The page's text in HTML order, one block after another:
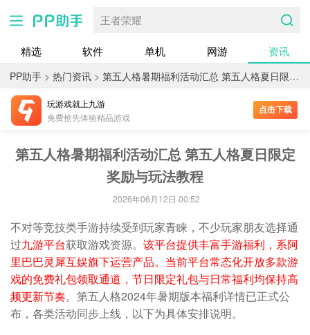
王者荣耀
精选 软件 单机 网游 资讯
PP助手 > 热门资讯 > 第五人格暑期福利活动汇总 第五人格夏日限定奖励与玩法攻略
玩游戏就上九游
免费抢先体验精品游戏
点击下载
第五人格暑期福利活动汇总 第五人格夏日限定
奖励与玩法教程
2026年06月12日 00:52
不对等竞技类手游持续受到玩家青睐，不少玩家朋友选择通
过九游平台获取游戏资源。 该平台提供丰富手游福利，系阿
里巴巴灵犀互娱旗下运营产品。当前平台常态化开放多款游
戏的免费礼包领取通道，节日限定礼包与日常福利均保持高
频更新节奏。第五人格2024年暑期版本福利详情已正式公
布，各类活动同步上线，以下为具体安排说明。